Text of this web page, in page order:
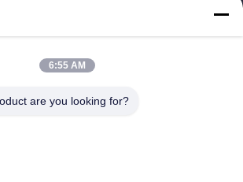
江苏省, 鈴州市に位置しています 上海空港か
は200人以上の労働者を有し,主に編み物製
エナジー
製品
6:55 AM
are you looking for?